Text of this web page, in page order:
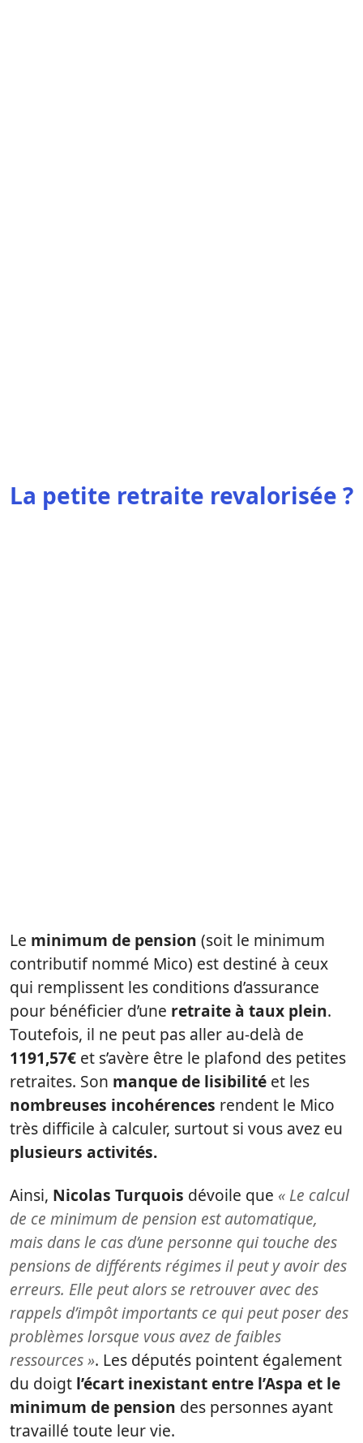
La petite retraite revalorisée ?
Le minimum de pension (soit le minimum
contributif nommé Mico) est destiné à ceux
qui remplissent les conditions d’assurance
pour bénéficier d’une retraite à taux plein.
Toutefois, il ne peut pas aller au-delà de
1191,57€ et s’avère être le plafond des petites
retraites. Son manquede lisibilité et les
nombreuses incohérences rendent le Mico
très difficile à calculer, surtout si vous avez eu
plusieurs activités.
Ainsi, Nicolas Turquois dévoile que « Le calcul
de ce minimum de pension est automatique,
mais dans le cas d’une personne qui touche des
pensions de différents régimes il peut y avoir des
erreurs. Elle peut alors se retrouver avec des
rappels d’impôt importants ce qui peut poser des
problèmes lorsque vous avez de faibles
ressources ». Les députés pointent également
du doigt l’écart inexistantentre l’Aspa et le
minimum de pension des personnes ayant
travaillé toute leur vie.